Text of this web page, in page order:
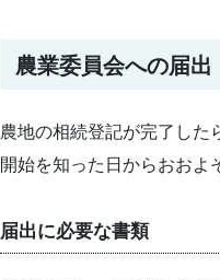
農業委員会への届出
農地の相続登記が完了した
開始を知った日からおおよ
届出に必要な書類